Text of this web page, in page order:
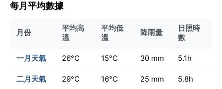
每月平均數據
月份
平均高
溫
平均低
溫
降雨量
日照時
數
一月天氣 26°C 15°C 30 mm 5.1h
二月天氣 29°C 16°C 25 mm 5.8h